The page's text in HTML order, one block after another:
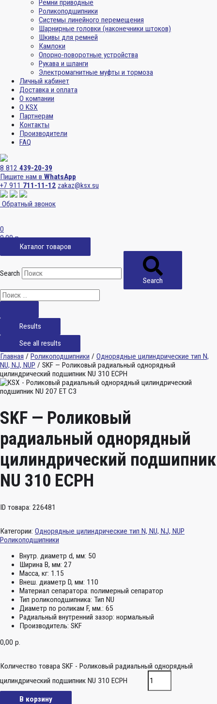
Ремни приводные
Роликоподшипники
Системы линейного перемещения
Шарнирные головки (наконечники штоков)
Шкивы для ремней
Камлоки
Опорно-поворотные устройства
Рукава и шланги
Электромагнитные муфты и тормоза
Личный кабинет
Доставка и оплата
О компании
О KSX
Партнерам
Контакты
Производители
FAQ
8 812 439-20-39
Пишите нам в WhatsApp
+7 911 711-11-12 zakaz@ksx.su
Обратный звонок
0
0,00р.
Каталог товаров
Search
Search
Results
See all results
Главная / Роликоподшипники / Однорядные цилиндрические тип N,
NU, NJ, NUP / SKF — Роликовый радиальный однорядный
цилиндрический подшипник NU 310 ECPH
SKF — Роликовый
радиальный однорядный
цилиндрический подшипник
NU 310 ECPH
ID товара: 226481
Категории: Однорядные цилиндрические тип N, NU, NJ, NUP
Роликоподшипники
Внутр. диаметр d, мм: 50
Ширина B, мм: 27
Масса, кг: 1.15
Внеш. диаметр D, мм: 110
Материал сепаратора: полимерный сепаратор
Тип роликоподшипника: Тип NU
Диаметр по роликам F, мм.: 65
Радиальный внутренний зазор: нормальный
Производитель: SKF
0,00 р.
Количество товара SKF - Роликовый радиальный однорядный
цилиндрический подшипник NU 310 ECPH
В корзину